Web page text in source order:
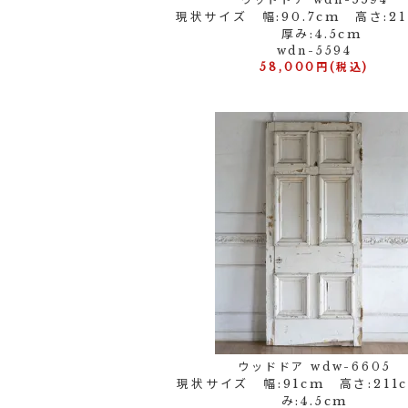
現状サイズ 幅:90.7cm 高さ
厚み:4.5cm
wdn-5594
58,000円(税込)
ウッドドア wdw-6605
現状サイズ 幅:91cm 高さ
み:4.5cm